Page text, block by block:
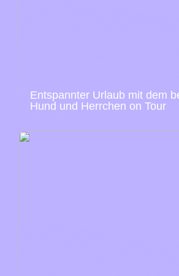
Entspannter Urlaub mit dem
Hund und Herrchen on Tour